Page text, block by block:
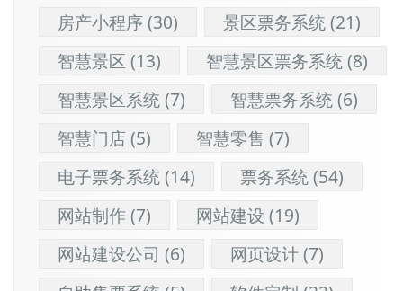
房产小程序(30) 景区票务系统(21)
智慧景区 (13) 智慧景区票务系统(8)
智慧景区系统(7) 智慧票务系统(6)
智慧门店(5) 智慧零售 (7)
电子票务系统(14) 票务系统(54)
网站制作(7) 网站建设 (19)
网站建设公司 (6) 网页设计(7)